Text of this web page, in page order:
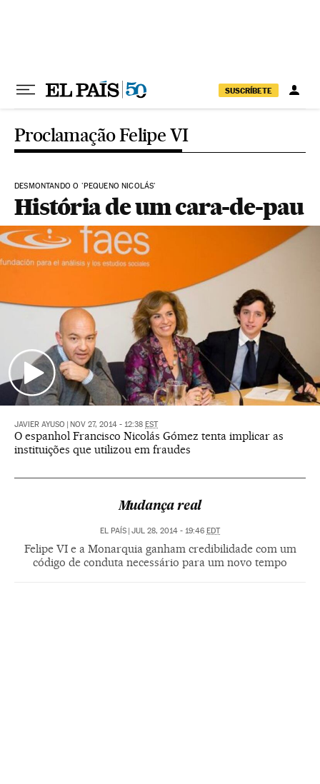
SUSCRÍBETE
Proclamação Felipe VI
DESMONTANDO O 'PEQUENO NICOLÁS'
História de um cara-de-pau
JAVIER AYUSO NOV 27, 2014 - 12:38 EST
O espanhol Francisco Nicolás Gómez tenta implicar as
instituições que utilizou em fraudes
Mudança real
EL PAÍS JUL 28, 2014 - 19:46 EDT
Felipe VI e a Monarquia ganham credibilidade com um
código de conduta necessário para um novo tempo